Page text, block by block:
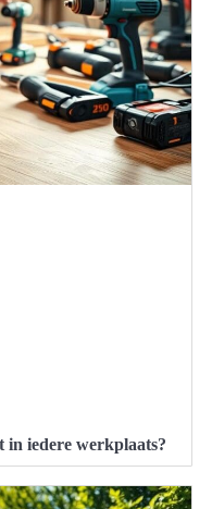
in iedere werkplaats?